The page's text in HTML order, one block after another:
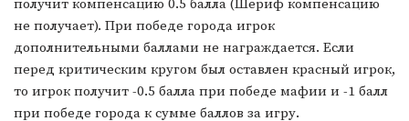
получит компенсацию 0.5 балла (Шериф компенсацию
не получает). При победе города игрок
дополнительными баллами не награждается. Если
перед критическим кругом был оставлен красный игрок,
то игрок получит -0.5 балла при победе мафии и -1 балл
при победе города к сумме баллов за игру.